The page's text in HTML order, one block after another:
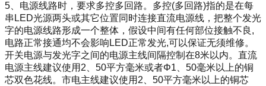
5、电源线路时，要求多控多回路。多控(多回路)指的是在每
串LED光源两头或其它位置同时连接直流电源线，把整个发光
字的电源线路形成一个整体，假设中间有任何部位接触不良,
电路正常接通均不会影响LED正常发光,可以保证无须维修。
开关电源与发光字之间的电源主线间隔控制在8米以内。直流
电源主线建议使用2、50平方毫米或者Φ1、50毫米以上的铜
芯双色花线。市电主线建议使用2、50平方毫米以上的铜芯